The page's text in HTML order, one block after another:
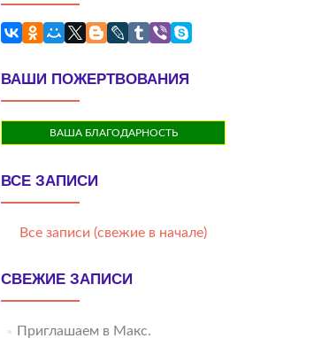
ВАШИ ПОЖЕРТВОВАНИЯ
ВАША БЛАГОДАРНОСТЬ
ВСЕ ЗАПИСИ
Все записи (свежие в начале)
СВЕЖИЕ ЗАПИСИ
Приглашаем в Макс.